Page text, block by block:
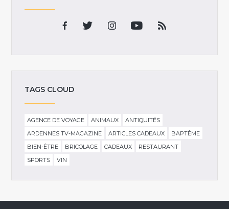
TAGS CLOUD
AGENCE DE VOYAGE ANIMAUX
ANTIQUITÉS
ARDENNES TV-MAGAZINE
ARTICLES CADEAUX
BAPTÊME
BIEN-ÊTRE
BRICOLAGE CADEAUX
RESTAURANT
SPORTS
VIN